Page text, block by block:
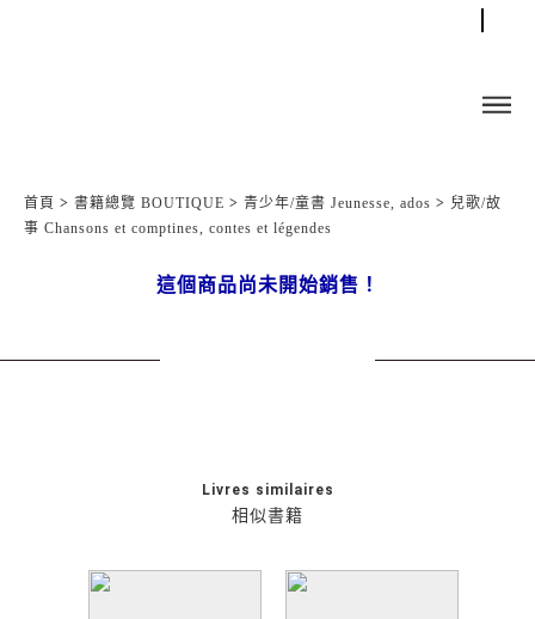
首頁 > 書籍總覽 BOUTIQUE > 青少年/童書 Jeunesse, ados > 兒歌/故
事 Chansons et comptines, contes et légendes
這個商品尚未開始銷售！
相似書籍
Livres similaires